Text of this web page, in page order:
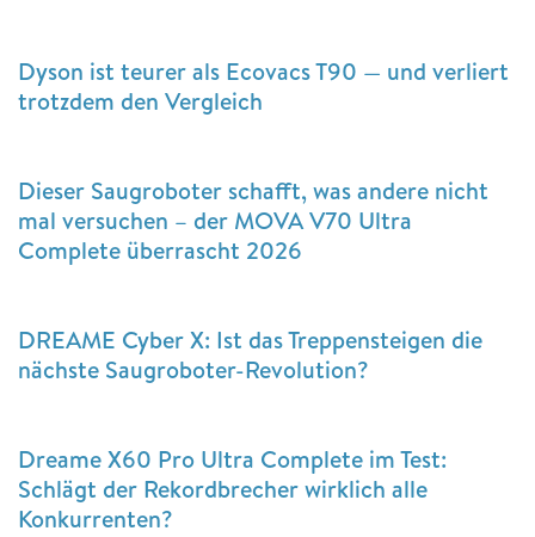
Dyson ist teurer als Ecovacs T90 — und verliert
trotzdem den Vergleich
Dieser Saugroboter schafft, was andere nicht
mal versuchen – der MOVA V70 Ultra
Complete überrascht 2026
DREAME Cyber X: Ist das Treppensteigen die
nächste Saugroboter-Revolution?
Dreame X60 Pro Ultra Complete im Test:
Schlägt der Rekordbrecher wirklich alle
Konkurrenten?